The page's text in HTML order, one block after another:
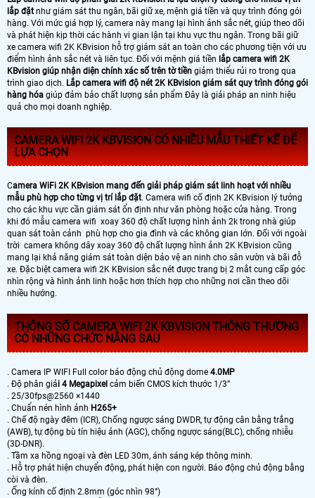
lắp đặt như giám sát thu ngân, bãi giữ xe, mệnh giá tiền và quy trình đóng gói
hàng. Với mức giá hợp lý, camera này mang lại hình ảnh sắc nét, giúp theo dõi
và phát hiện kịp thời các hành vi gian lận tại khu vực thu ngân. Trong bãi giữ
xe camera wifi 2K KBvision hỗ trợ giám sát an toàn cho các phương tiện với ưu
điểm hình ảnh sắc nét và liên tục. Đối với mệnh giá tiền lắp camera wifi 2K
KBvision giúp nhận diện chính xác số trên tờ tiền giảm thiểu rủi ro trong qua
trình giao dịch. Lắp camera wifi độ nét 2K KBvision giám sát quy trình đóng gói
hàng hóa giúp đảm bảo chất lượng sản phẩm Đây là giải pháp an ninh hiệu
quả cho mọi doanh nghiệp.
CAMERA WIFI 2K KBVISION CÓ NHIỀU MẪU THIẾT KẾ ĐỂ
LỰA CHỌN
Camera WiFi 2K KBvision mang đến giải pháp giám sát linh hoạt với nhiều
mẫu phù hợp cho từng vị trí lắp đặt. Camera wifi cố định 2K KBvision lý tưởng
cho các khu vực cần giám sát ổn định như văn phòng hoặc cửa hàng. Trong
khi đó mẫu camera wifi xoay 360 độ chất lượng hình ảnh 2k trong nhà giúp
quan sát toàn cảnh phù hợp cho gia đình và các không gian lớn. Đối với ngoài
trời camera không dây xoay 360 độ chất lượng hình ảnh 2K KBvision cũng
mang lại khả năng giám sát toàn diện bảo vệ an ninh cho sân vườn và bãi đỗ
xe. Đặc biệt camera wifi 2K KBvision sắc nét được trang bị 2 mắt cung cấp góc
nhìn rộng và hình ảnh linh hoặc hơn thích hợp cho những nơi cần theo dõi
nhiều hướng.
THÔNG SỐ CAMERA WIFI 2K KBVISION THÔNG THƯỜNG
CÓ NHỮNG CHỨC NĂNG SAU
. Camera IP WIFI Full color báo động chủ động dome 4.0MP
. Độ phân giải 4 Megapixel cảm biến CMOS kích thước 1/3”
. 25/30fps@2560 ×1440
. Chuẩn nén hình ảnh H265+
. Chế độ ngày đêm (ICR), Chống ngược sáng DWDR, tự động cân bằng trắng
(AWB), tự động bù tín hiệu ảnh (AGC), chống ngược sáng(BLC), chống nhiễu
(3D-DNR).
. Tầm xa hồng ngoại và đèn LED 30m, ánh sáng kép thông minh.
. Hỗ trợ phát hiện chuyển động, phát hiện con người. Báo động chủ động bằng
còi và đèn.
. Ống kính cố định 2.8mm (góc nhìn 98°)